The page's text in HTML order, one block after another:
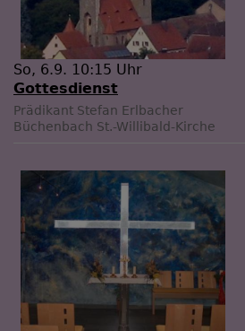
So, 6.9. 10:15 Uhr
Gottesdienst
Prädikant Stefan Erlbacher
Büchenbach St.-Willibald-Kirche